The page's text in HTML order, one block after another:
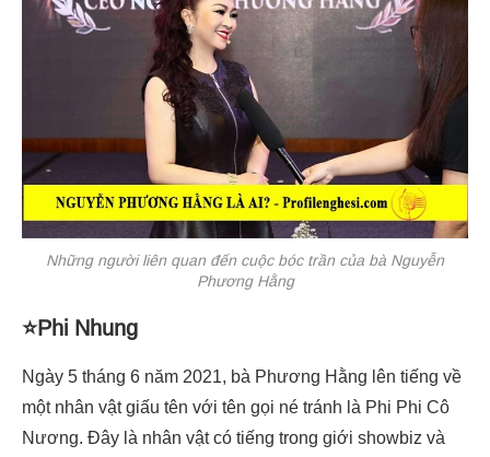
Những người liên quan đến cuộc bóc trần của bà Nguyễn
Phương Hằng
⭐Phi Nhung
Ngày 5 tháng 6 năm 2021, bà Phương Hằng lên tiếng về
một nhân vật giấu tên với tên gọi né tránh là Phi Phi Cô
Nương. Đây là nhân vật có tiếng trong giới showbiz và